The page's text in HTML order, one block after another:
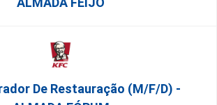
De Restauração (m/f/d) -